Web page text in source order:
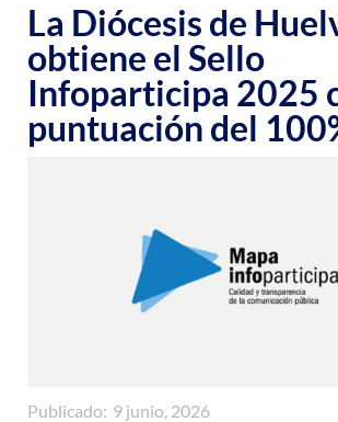
La Diócesis de
obtiene el Sello
Infoparticipa 2025
puntuación del
Publicado: 9 junio, 2026